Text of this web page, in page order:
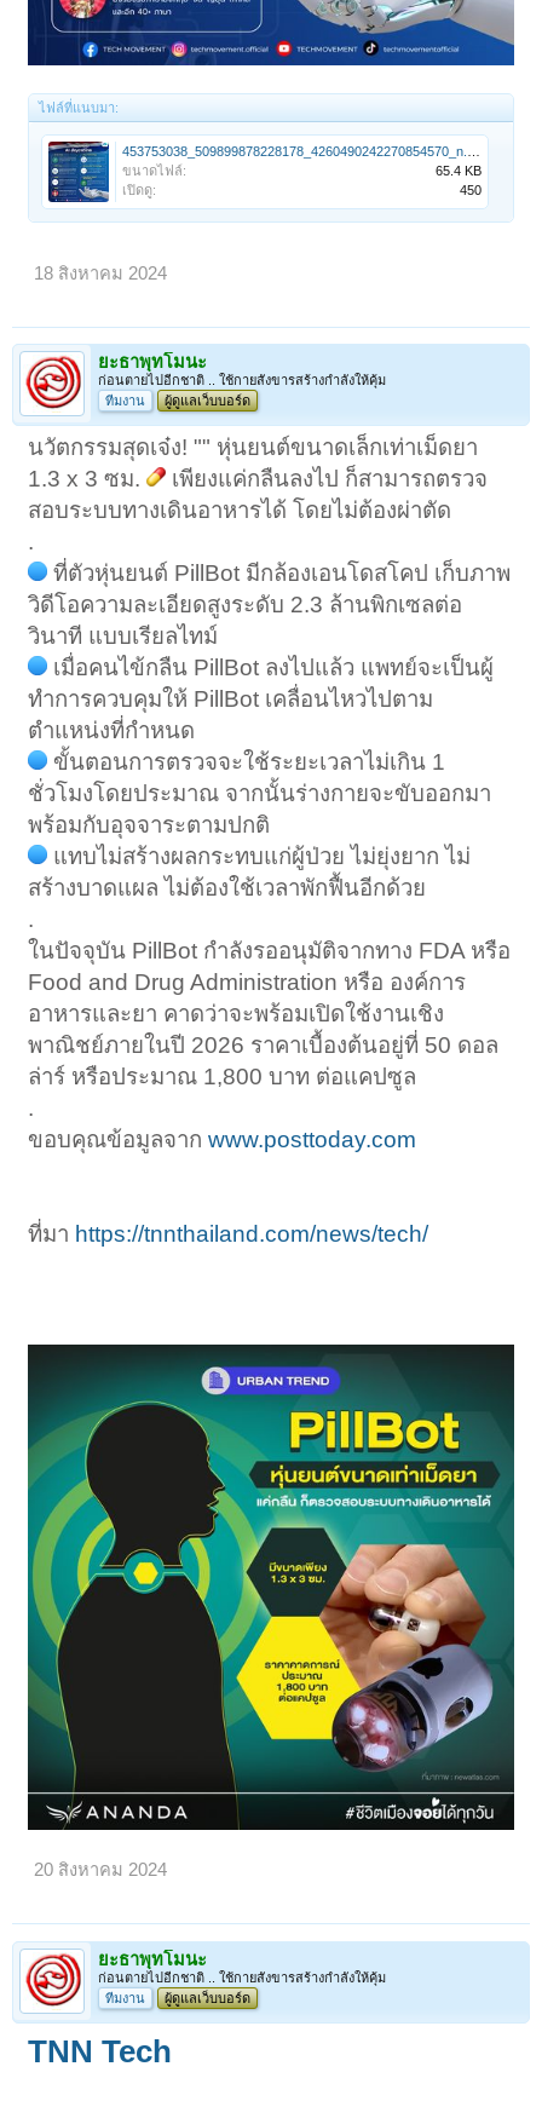
ไฟล์ที่แนบมา:
ขนาดไฟล์:
65.4 KB
เปิดดู:
450
18 สิงหาคม 2024
ยะธาพุทโมนะ
ก่อนตายไปอีกชาติ .. ใช้กายสังขารสร้างกำลังให้คุ้ม
ทีมงาน
ผู้ดูแลเว็บบอร์ด
นวัตกรรมสุดเจ๋ง! "" หุ่นยนต์ขนาดเล็กเท่าเม็ดยา
1.3 x 3 ซม.
เพียงแค่กลืนลงไป ก็สามารถตรวจ
สอบระบบทางเดินอาหารได้ โดยไม่ต้องผ่าตัด
.
ที่ตัวหุ่นยนต์ PillBot มีกล้องเอนโดสโคป เก็บภาพ
วิดีโอความละเอียดสูงระดับ 2.3 ล้านพิกเซลต่อ
วินาที แบบเรียลไทม์
เมื่อคนไข้กลืน PillBot ลงไปแล้ว แพทย์จะเป็นผู้
ทำการควบคุมให้ PillBot เคลื่อนไหวไปตาม
ตำแหน่งที่กำหนด
ขั้นตอนการตรวจจะใช้ระยะเวลาไม่เกิน 1
ชั่วโมงโดยประมาณ จากนั้นร่างกายจะขับออกมา
พร้อมกับอุจจาระตามปกติ
แทบไม่สร้างผลกระทบแก่ผู้ป่วย ไม่ยุ่งยาก ไม่
สร้างบาดแผล ไม่ต้องใช้เวลาพักฟื้นอีกด้วย
.
ในปัจจุบัน PillBot กำลังรออนุมัติจากทาง FDA หรือ
Food and Drug Administration หรือ องค์การ
อาหารและยา คาดว่าจะพร้อมเปิดใช้งานเชิง
พาณิชย์ภายในปี 2026 ราคาเบื้องต้นอยู่ที่ 50 ดอล
ล่าร์ หรือประมาณ 1,800 บาท ต่อแคปซูล
.
ขอบคุณข้อมูลจากwww.posttoday.com
ที่มา https://tnnthailand.com/news/tech/
20 สิงหาคม 2024
ยะธาพุทโมนะ
ก่อนตายไปอีกชาติ .. ใช้กายสังขารสร้างกำลังให้คุ้ม
ทีมงาน
ผู้ดูแลเว็บบอร์ด
TNN Tech